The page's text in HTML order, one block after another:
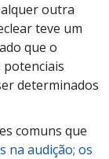
outra
teve um
que o
potenciais
determinados
comuns que
na audição; os